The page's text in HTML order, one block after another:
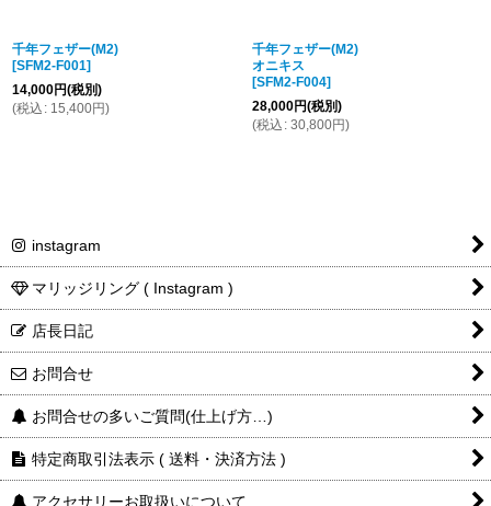
千年フェザー(M2)
[SFM2-F001]
14,000円(税別)
(税込 : 15,400円)
千年フェザー(M2)
オニキス
[SFM2-F004]
28,000円(税別)
(税込 : 30,800円)
instagram
マリッジリング ( Instagram )
店長日記
お問合せ
お問合せの多いご質問(仕上げ方…)
特定商取引法表示 ( 送料・決済方法 )
アクセサリーお取扱いについて